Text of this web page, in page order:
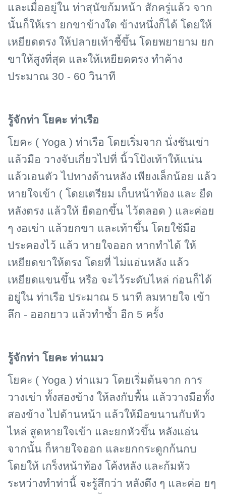
และเมื่ออยู่ใน ท่าสุนัขก้มหน้า สักครู่แล้ว จาก
นั้นก็ให้เรา ยกขาข้างใด ข้างหนึ่งก็ได้ โดยให้
เหยียดตรง ให้ปลายเท้าชี้ขึ้น โดยพยายาม ยก
ขาให้สูงที่สุด และให้เหยียดตรง ทำค้าง
ประมาณ 30 - 60 วินาที
รู้จักท่า โยคะ ท่าเรือ
โยคะ ( Yoga ) ท่าเรือ โดยเริ่มจาก นั่งชันเข่า
แล้วมือ วางจับเกี่ยวไปที่ นิ้วโป้งเท้าให้แน่น
แล้วเอนตัว ไปทางด้านหลัง เพียงเล็กน้อย แล้ว
หายใจเข้า ( โดยเตรียม เก็บหน้าท้อง และ ยืด
หลังตรง แล้วให้ ยืดอกขึ้น ไว้ตลอด ) และค่อย
ๆ งอเข่า แล้วยกขา และเท้าขึ้น โดยใช้มือ
ประคองไว้ แล้ว หายใจออก หากทำได้ ให้
เหยียดขาให้ตรง โดยที่ ไม่แอ่นหลัง แล้ว
เหยียดแขนขึ้น หรือ จะไว้ระดับไหล่ ก่อนก็ได้
อยู่ใน ท่าเรือ ประมาณ 5 นาที ลมหายใจ เข้า
ลึก - ออกยาว แล้วทำซ้ำ อีก 5 ครั้ง
รู้จักท่า โยคะ ท่าแมว
โยคะ ( Yoga ) ท่าแมว โดยเริ่มต้นจาก การ
วางเข่า ทั้งสองข้าง ให้ลงกับพื้น แล้ววางมือทั้ง
สองข้าง ไปด้านหน้า แล้วให้มือขนานกับหัว
ไหล่ สูดหายใจเข้า และยกหัวขึ้น หลังแอ่น
จากนั้น ก็หายใจออก และยกกระดูกก้นกบ
โดยให้ เกร็งหน้าท้อง โค้งหลัง และก้มหัว
ระหว่างทำท่านี้ จะรู้สึกว่า หลังตึง ๆ และค่อ ยๆ